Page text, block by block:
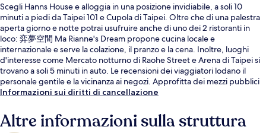
Scegli Hanns House e alloggia in una posizione invidiabile, a soli 10
minuti a piedi da Taipei 101 e Cupola di Taipei. Oltre che di una palestra
aperta giorno e notte potrai usufruire anche di uno dei 2 ristoranti in
loco: 弈夢空間 Ma Rianne's Dream propone cucina locale e
internazionale e serve la colazione, il pranzo e la cena. Inoltre, luoghi
d'interesse come Mercato notturno di Raohe Street e Arena di Taipei si
trovano a soli 5 minuti in auto. Le recensioni dei viaggiatori lodano il
personale gentile e la vicinanza ai negozi. Approfitta dei mezzi pubblici
nelle vicinanze: Stazione di Taipei City Hall è a 3 min e Stazione di Sun
Informazioni sui diritti di cancellazione
Altre informazioni sulla struttura